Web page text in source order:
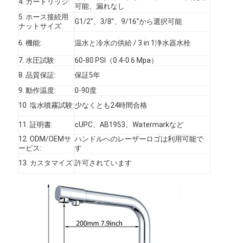
可能、漏れなし
5. ホース接続用
ナットサイズ:
G1/2''、3/8''、9/16''から選択可能
6. 機能: 温水と冷水の供給 / 3 in 1浄水器水栓
7. 水圧試験:
60-80 PSI（0.4-0.6 Mpa）
8. 品質保証:
保証5年
9. 動作温度:
0-90度
10. 塩水噴霧試験:少なくとも24時間合格
11. 証明書:
cUPC、AB1953、Watermarkなど
12. ODM/OEMサ
ービス:
ハンドルへのレーザーロゴは利用可能で
す
13. カスタマイズ:許可されています